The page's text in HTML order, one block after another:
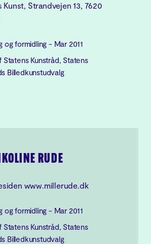
Kunst, Strandvejen 13, 7620
og formidling - Mar 2011
Statens Kunstråd, Statens
Billedkunstudvalg
RUDE
www.millerude.dk
og formidling - Mar 2011
Statens Kunstråd, Statens
Billedkunstudvalg